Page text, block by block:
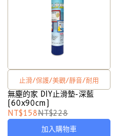
止滑/保護/美觀/靜音/耐用
無塵的家 DIY止滑墊-深藍
(60x90cm)
NT$158NT$228
加入購物車